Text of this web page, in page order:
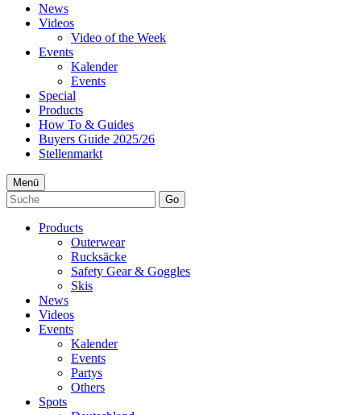
News
Videos
Video of the Week
Events
Kalender
Events
Special
Products
How To & Guides
Buyers Guide 2025/26
Stellenmarkt
Menü
Go
Products
Outerwear
Rucksäcke
Safety Gear & Goggles
Skis
News
Videos
Events
Kalender
Events
Partys
Others
Spots